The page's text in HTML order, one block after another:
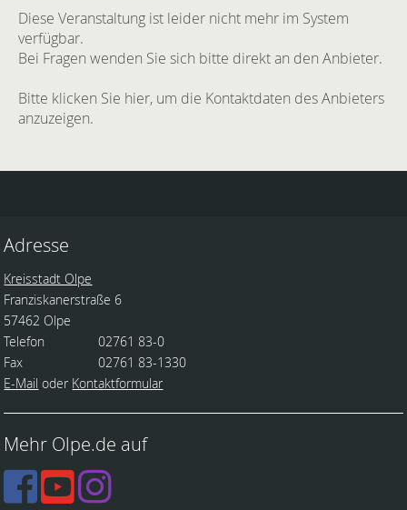
Diese Veranstaltung ist leider nicht mehr im System
verfügbar.
Bei Fragen wenden Sie sich bitte direkt an den Anbieter.
Bitte klicken Sie hier, um die Kontaktdaten des Anbieters
anzuzeigen.
Adresse
Kreisstadt Olpe
Franziskanerstraße 6
57462 Olpe
Telefon
02761 83-0
Fax
02761 83-1330
E-Mail oder Kontaktformular
Mehr Olpe.de auf